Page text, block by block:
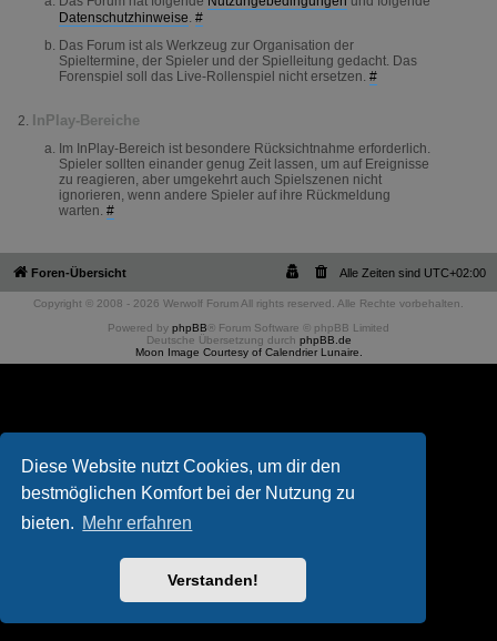
Diese Website nutzt Cookies, um dir den
bestmöglichen Komfort bei der Nutzung zu
bieten. Mehr erfahren
Verstanden!
Datenschutzhinweise #
Das Forum ist als Werkzeug zur Organisation der
Spieltermine, der Spieler und der Spielleitung gedacht. Das
Forenspiel soll das Live-Rollenspiel nicht ersetzen. #
InPlay-Bereiche
Im InPlay-Bereich ist besondere Rücksichtnahme erforderlich.
Spieler sollten einander genug Zeit lassen, um auf Ereignisse
zu reagieren, aber umgekehrt auch Spielszenen nicht
ignorieren, wenn andere Spieler auf ihre Rückmeldung
warten. #
Foren-Übersicht Alle Zeiten sind UTC+02:00
Copyright © 2008 - 2026 Werwolf Forum All rights reserved. Alle Rechte vorbehalten.
Powered by phpBB ® Forum Software © phpBB Limited
Deutsche Übersetzung durch phpBB.de
Moon Image Courtesy of Calendrier Lunaire.